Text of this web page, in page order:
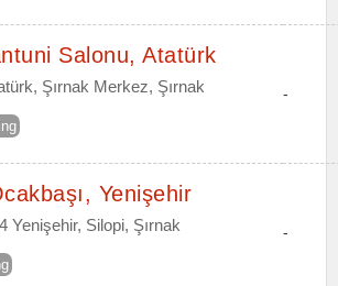
Salonu, Atatürk
Şırnak Merkez, Şırnak -
Yenişehir
Yenişehir, Silopi, Şırnak -